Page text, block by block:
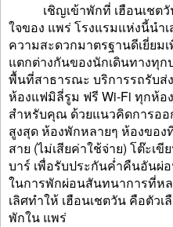
เชิญเข้าพักที่ เฮือนเชตวั
ใจของ แพร่ โรงแรมแห่งนี้นำ
ความสะดวกมาตรฐานดีเยี่ยม
แตกต่างกันของนักเดินทางทุก
พื้นที่สาธารณะ บริการรถรับส่
ห้องแฟมิลี่รูม ฟรี Wi-Fi ทุกห้อ
สำหรับคุณ ด้วยแนวคิดการออ
สูงสุด ห้องพักหลายๆ ห้องของ
สาย (ไม่เสียค่าใช้จ่าย) โต๊ะเ
บาร์ เพื่อรับประกันค่ำคืนอันผ่
ในการพักผ่อนสันทนาการที่ห
เลิศทำให้ เฮือนเชตวัน คือตัว
พักใน แพร่